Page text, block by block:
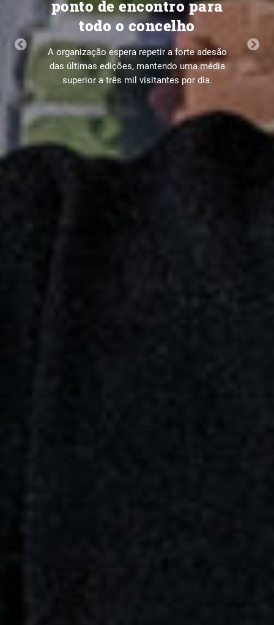
aprende-se skate entre
quatro paredes
Todas as segundas-feiras, a antiga sala de
aulas transforma-se num espaço de
aprendizagem, onde os primeiros movimentos
em cima de uma prancha convivem com as
manobras dos praticantes mais experientes.
Previous Next